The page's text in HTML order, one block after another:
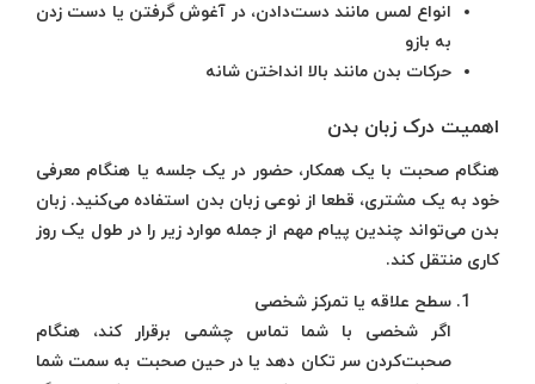
انواع لمس مانند دست‌دادن، در آغوش گرفتن یا دست زدن
به بازو
حرکات بدن مانند بالا انداختن شانه
اهمیت درک زبان بدن
هنگام صحبت با یک همکار، حضور در یک جلسه یا هنگام معرفی
خود به یک مشتری، قطعا از نوعی زبان بدن استفاده می‌کنید. زبان
بدن می‌تواند چندین پیام مهم از جمله موارد زیر را در طول یک روز
کاری منتقل کند.
سطح علاقه یا تمرکز شخصی
اگر شخصی با شما تماس چشمی برقرار کند، هنگام
صحبت‌کردن سر تکان دهد یا در حین صحبت به سمت شما